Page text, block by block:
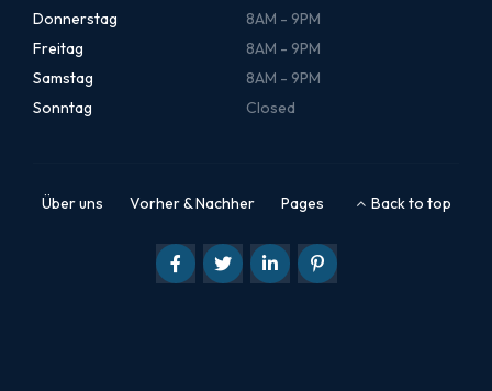
Donnerstag
8AM - 9PM
Freitag
8AM - 9PM
Samstag
8AM - 9PM
Sonntag
Closed
Über uns Vorher & Nachher Pages Back to top